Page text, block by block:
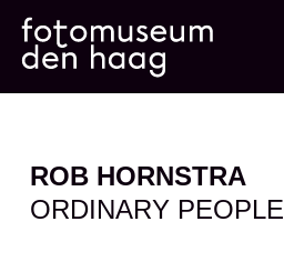
ROB HORNSTRA
ORDINARY PEOPLE